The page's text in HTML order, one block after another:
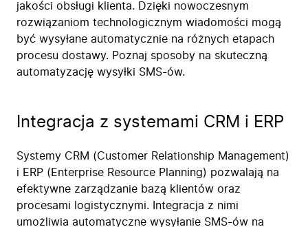
jakości obsługi klienta. Dzięki nowoczesnym
rozwiązaniom technologicznym wiadomości mogą
być wysyłane automatycznie na różnych etapach
procesu dostawy. Poznaj sposoby na skuteczną
automatyzację wysyłki SMS-ów.
Integracja z systemami CRM i ERP
Systemy CRM (Customer Relationship Management)
i ERP (Enterprise Resource Planning) pozwalają na
efektywne zarządzanie bazą klientów oraz
procesami logistycznymi. Integracja z nimi
umożliwia automatyczne wysyłanie SMS-ów na